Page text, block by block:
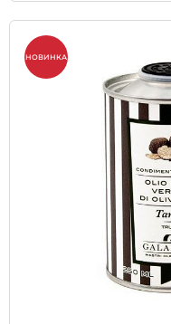
НОВИНКА